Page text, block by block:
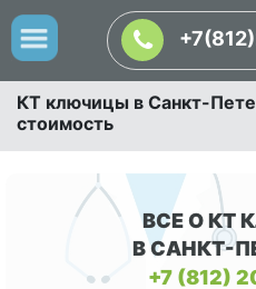
КТ ключицы в Санкт-
стоимость
ВСЕ О КТ
В САНКТ-
+7 (812)